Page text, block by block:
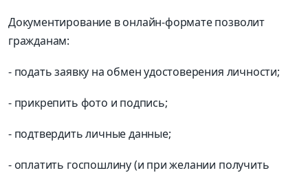
Документирование в онлайн-формате позволит
гражданам:
- подать заявку на обмен удостоверения личности;
- прикрепить фото и подпись;
- подтвердить личные данные;
- оплатить госпошлину (и при желании получить